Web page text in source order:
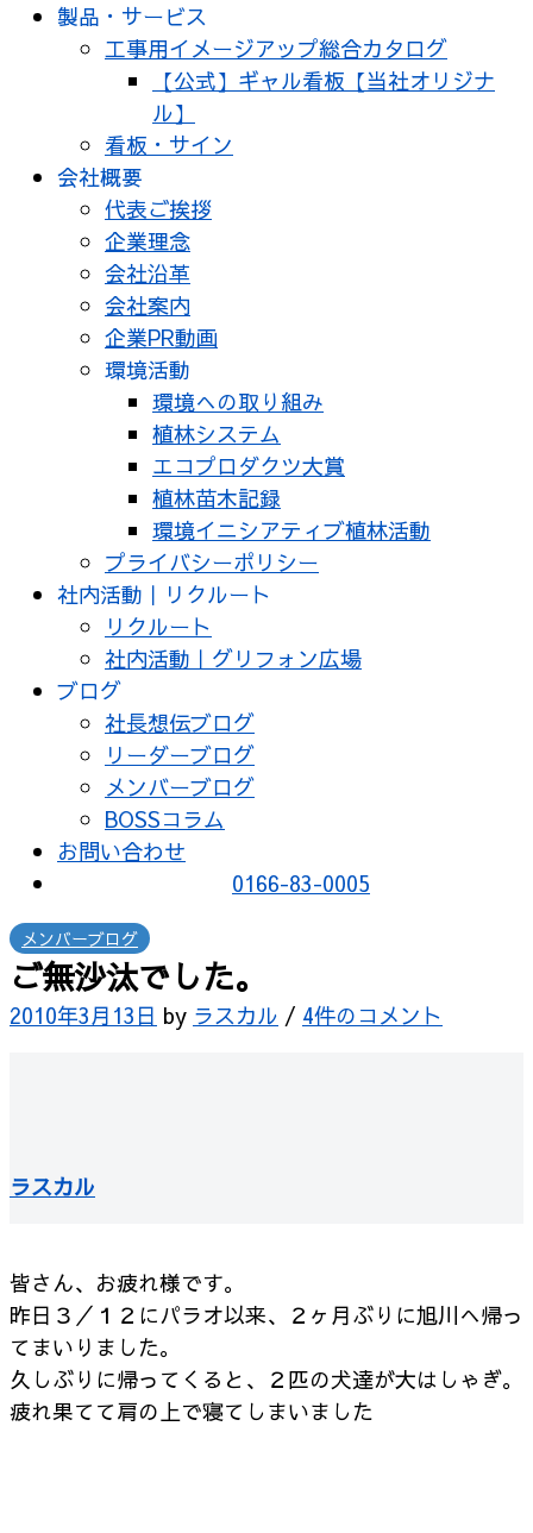
製品・サービス
工事用イメージアップ総合カタログ
【公式】ギャル看板【当社オリジナ
ル】
看板・サイン
会社概要
代表ご挨拶
企業理念
会社沿革
会社案内
企業PR動画
環境活動
環境への取り組み
植林システム
エコプロダクツ大賞
植林苗木記録
環境イニシアティブ植林活動
プライバシーポリシー
社内活動｜リクルート
リクルート
社内活動｜グリフォン広場
ブログ
社長想伝ブログ
リーダーブログ
メンバーブログ
BOSSコラム
お問い合わせ
0166-83-0005
メンバーブログ
ご無沙汰でした。
2010年3月13日 by ラスカル / 4件のコメント
ラスカル
皆さん、お疲れ様です。
昨日３／１２にパラオ以来、２ヶ月ぶりに旭川へ帰っ
てまいりました。
久しぶりに帰ってくると、２匹の犬達が大はしゃぎ。
疲れ果てて肩の上で寝てしまいました